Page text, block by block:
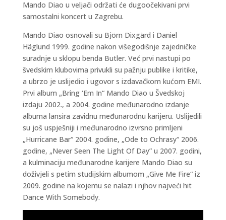
Mando Diao u veljači održati će dugoočekivani prvi
samostalni koncert u Zagrebu.
Mando Diao osnovali su Björn Dixgärd i Daniel
Häglund 1999. godine nakon višegodišnje zajedničke
suradnje u sklopu benda Butler. Već prvi nastupi po
švedskim klubovima privukli su pažnju publike i kritike,
a ubrzo je uslijedio i ugovor s izdavačkom kućom EMI.
Prvi album „Bring ‘Em In“ Mando Diao u Švedskoj
izdaju 2002., a 2004. godine međunarodno izdanje
albuma lansira zavidnu međunarodnu karijeru. Uslijedili
su još uspješniji i međunarodno izvrsno primljeni
„Hurricane Bar“ 2004. godine, „Ode to Ochrasy“ 2006.
godine, „Never Seen The Light Of Day” u 2007. godini,
a kulminaciju međunarodne karijere Mando Diao su
doživjeli s petim studijskim albumom „Give Me Fire“ iz
2009. godine na kojemu se nalazi i njhov najveći hit
Dance With Somebody.